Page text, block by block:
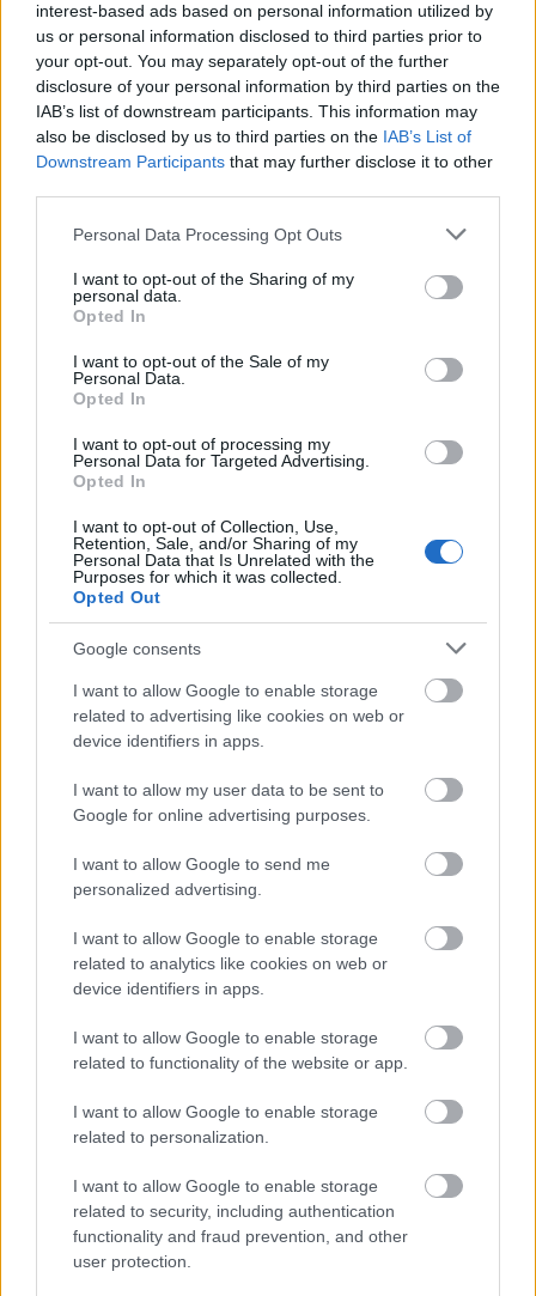
interest-based ads based on personal information utilized by
us or personal information disclosed to third parties prior to
your opt-out. You may separately opt-out of the further
disclosure of your personal information by third parties on the
IAB’s list of downstream participants. This information may
also be disclosed by us to third parties on the IAB’s List of
Downstream Participants that may further disclose it to other
Please note that this website/app uses one or more Google
not limited to your visit or usage behaviour. You may click to
grant or deny consent to Google and its third-party tags to
use your data for below specified purposes in below Google
consent section.
Personal Data Processing Opt Outs
I want to opt-out of the Sharing of my
personal data.
Opted In
I want to opt-out of the Sale of my
Personal Data.
Opted In
I want to opt-out of processing my
Personal Data for Targeted Advertising.
Opted In
I want to opt-out of Collection, Use,
Retention, Sale, and/or Sharing of my
Personal Data that Is Unrelated with the
Purposes for which it was collected.
Opted Out
Google consents
I want to allow Google to enable storage
related to advertising like cookies on web or
device identifiers in apps.
I want to allow my user data to be sent to
Google for online advertising purposes.
I want to allow Google to send me
personalized advertising.
I want to allow Google to enable storage
related to analytics like cookies on web or
device identifiers in apps.
I want to allow Google to enable storage
related to functionality of the website or app.
I want to allow Google to enable storage
related to personalization.
I want to allow Google to enable storage
related to security, including authentication
functionality and fraud prevention, and other
user protection.
Sajnos nem éreztük, azt, hogy ez a film új, ez a film
adni szeretne nekünk valamit. Verbinskitől az
egyetlen bátor lépés, hogy a westernhez nyúlt, mert
a zsáner haldoklik, és elkél a jó western a népnek. De,
amit Tarantino a Djangoból kihozott, azt Verbinski
még csak megközelíteni sem tudta.
A magányos lovas se akciónak, se vígjátéknak, se
kalandfilmnek nem jó. A storyt bő másfél órában
lehetett volna tálalni, ehelyett majdnem két és fél
órás lett a film. De oké, legyen… viszont akkor ki kéne
tölteni a játékidőt, mert ha egy érdektelen,
nagyon kevés nézőnek fog bejönni. Sajnos nagyjából
ez is lett a sorsa a filmnek, mert bár volt benne
néhány ütős poén, meg néha-néha megvillant
valami, de összességében hatalmas csalódás lett a
film, még úgy is, hogy alapból nem voltak nagy
elvárások vele kapcsolatban.
No, de a végére egy kis pozitívumot is írok, hogy ne
látszódjak szőrösszívűnek. A fényképezés egyszerűen
parádés a filmben, így legalább ezért érdemes
megnézni. Valamint a színészek közül William
Fichtner, Armie Hammer is jók voltak. (Deppet nem
rég nem ilyen gyenge filmekben kéne szerepelnie.)
Összességében viszont nem több, mint4/10
mutatott valami értékelhetőt is.
Címkék:akció kaland